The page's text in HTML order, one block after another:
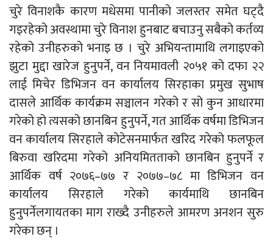
चुरे विनाशकै कारण मधेसमा पानीको जलस्तर समेत घट्दै
गइरहेको अवस्थामा चुरे विनाश हुनबाट बचाउनु सबैको कर्तव्य
रहेको उनीहरुको भनाइ छ । चुरे अभियन्तामाथि लगाइएको
झुटा मुद्दा खारेज हुनुपर्ने, वन नियमावली २०५१ को दफा २२
लाई मिचेर डिभिजन वन कार्यालय सिरहाका प्रमुख सुभाष
दासले आर्थिक कार्यक्रम सञ्चालन गरेको र सो कुन आधारमा
गरेको हो त्यसको छानबिन हुनुपर्ने, गत आर्थिक वर्षमा डिभिजन
वन कार्यालय सिरहाले कोटेसनमार्फत खरिद गरेको फलफूल
बिरुवा खरिदमा गरेको अनियमितताको छानबिन हुनुपर्ने र
आर्थिक वर्ष २०७६–७७ र २०७७–७८ मा डिभिजन वन
कार्यालय सिरहाले गरेको कार्यमाथि छानबिन
हुनुपर्नेलगायतका माग राख्दै उनीहरुले आमरण अनशन सुरु
गरेका छन् ।